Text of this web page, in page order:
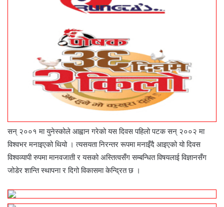
सन् २००१ मा युनेस्कोले आह्वान गरेको यस दिवस पहिलो पटक सन् २००२ मा
विश्वभर मनाइएको थियो । त्यसयता निरन्तर रूपमा मनाइँदै आइएको यो दिवस
विश्वव्यापी रुपमा मानवजाती र यसको अस्तित्वसँग सम्बन्धित विषयलाई विज्ञानसँग
जोडेर शान्ति स्थापना र दिगो विकासमा केन्द्रित छ ।